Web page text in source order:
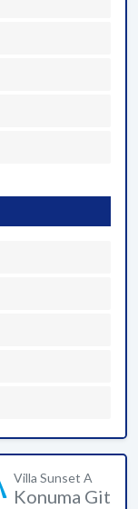
Villa Sunset A
Konuma Git